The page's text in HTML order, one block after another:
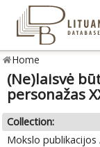
Home
(Ne)laisvė
personažas
Collection:
Mokslo